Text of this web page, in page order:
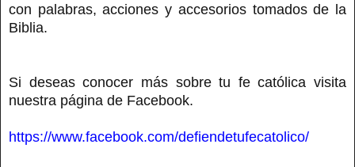
con palabras, acciones y accesorios tomados de la
Biblia.
Si deseas conocer más sobre tu fe católica visita
nuestra página de Facebook.
https://www.facebook.com/defiendetufecatolico/